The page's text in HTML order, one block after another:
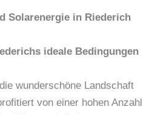
Solarenergie in Riederich
ideale Bedingungen
wunderschöne Landschaft
von einer hohen Anzahl